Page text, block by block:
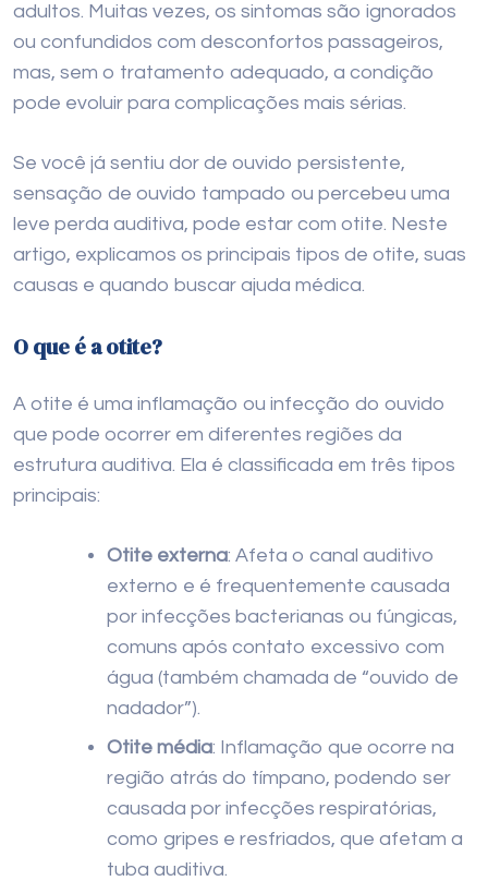
adultos. Muitas vezes, os sintomas são ignorados
ou confundidos com desconfortos passageiros,
mas, sem o tratamento adequado, a condição
pode evoluir para complicações mais sérias.
Se você já sentiu dor de ouvido persistente,
sensação de ouvido tampado ou percebeu uma
leve perda auditiva, pode estar com otite. Neste
artigo, explicamos os principais tipos de otite, suas
causas e quando buscar ajuda médica.
O que é a otite?
A otite é uma inflamação ou infecção do ouvido
que pode ocorrer em diferentes regiões da
estrutura auditiva. Ela é classificada em três tipos
principais:
Otite externa: Afeta o canal auditivo
externo e é frequentemente causada
por infecções bacterianas ou fúngicas,
comuns após contato excessivo com
água (também chamada de “ouvido de
nadador”).
Otite média: Inflamação que ocorre na
região atrás do tímpano, podendo ser
causada por infecções respiratórias,
como gripes e resfriados, que afetam a
tuba auditiva.